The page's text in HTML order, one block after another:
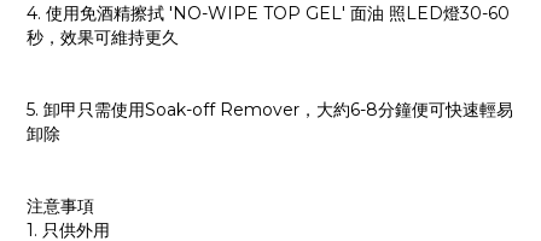
4. 使用免酒精擦拭 'NO-WIPE TOP GEL' 面油 照LED燈30-60
秒，效果可維持更久
5. 卸甲只需使用Soak-off Remover，大約6-8分鐘便可快速輕易
卸除
注意事項
1. 只供外用